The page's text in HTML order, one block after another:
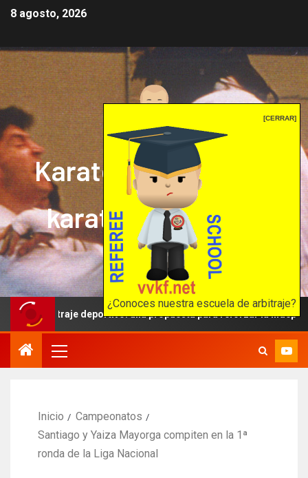
[CERRAR]
¿Conoces nuestra escuela de arbitraje?
8 agosto, 2026
Karate mrprepor: el
karate en internet
El karate en internet
deportivo: una propuesta para reforzar la independencia
Inicio
Campeonatos
Santiago y Yaiza Mayorga compiten en la 1ª
ronda de la Liga Nacional